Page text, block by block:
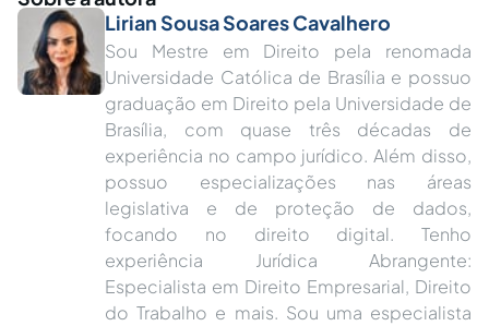
Lirian Sousa Soares Cavalhero
Sou Mestre em Direito pela renomada
Universidade Católica de Brasília e possuo
graduação em Direito pela Universidade de
Brasília, com quase três décadas de
experiência no campo jurídico. Além disso,
possuo especializações nas áreas
legislativa e de proteção de dados,
focando no direito digital. Tenho
experiência Jurídica Abrangente:
Especialista em Direito Empresarial, Direito
do Trabalho e mais. Sou uma especialista